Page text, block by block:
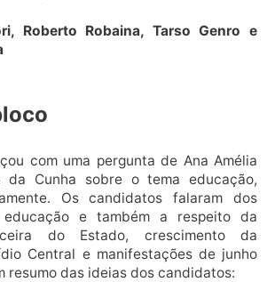
Roberto Robaina, Tarso Genro e
com uma pergunta de Ana Amélia
da Cunha sobre o tema educação,
Os candidatos falaram dos
e também a respeito da
do Estado, crescimento da
Central e manifestações de junho
resumo das ideias dos candidatos: